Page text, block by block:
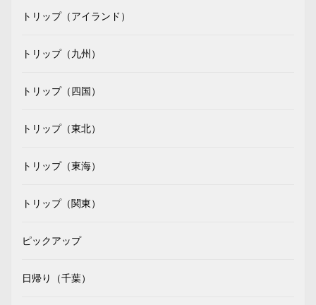
トリップ（アイランド）
トリップ（九州）
トリップ（四国）
トリップ（東北）
トリップ（東海）
トリップ（関東）
ピックアップ
日帰り（千葉）